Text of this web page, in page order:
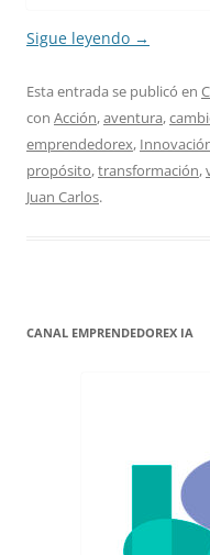
Sigue leyendo →
Esta entrada se publicó en
con Acción,aventura,
emprendedorex,
propósito,transformación,
Juan Carlos.
CANAL EMPRENDEDOREX IA